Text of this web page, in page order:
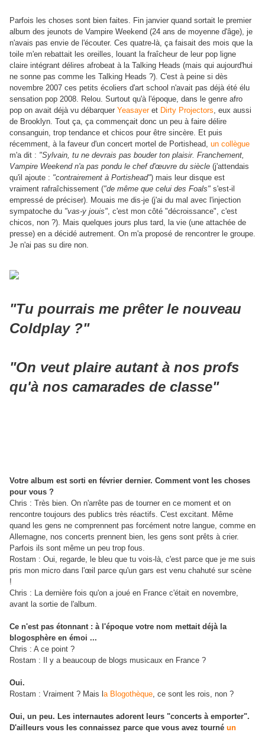
Parfois les choses sont bien faites. Fin janvier quand sortait le premier
album des jeunots de Vampire Weekend (24 ans de moyenne d'âge), je
n'avais pas envie de l'écouter. Ces quatre-là, ça faisait des mois que la
toile m'en rebattait les oreilles, louant la fraîcheur de leur pop ligne
claire intégrant délires afrobeat à la Talking Heads (mais qui aujourd'hui
ne sonne pas comme les Talking Heads ?). C'est à peine si dès
novembre 2007 ces petits écoliers d'art school n'avait pas déjà été élu
sensation pop 2008. Relou. Surtout qu'à l'époque, dans le genre afro
pop on avait déjà vu débarquer Yeasayer et Dirty Projectors, eux aussi
de Brooklyn. Tout ça, ça commençait donc un peu à faire délire
consanguin, trop tendance et chicos pour être sincère. Et puis
récemment, à la faveur d'un concert mortel de Portishead, un collègue
m'a dit : "Sylvain, tu ne devrais pas bouder ton plaisir. Franchement,
Vampire Weekend n'a pas pondu le chef d'œuvre du siècle (j'attendais
qu'il ajoute : "contrairement à Portishead") mais leur disque est
vraiment rafraîchissement ("de même que celui des Foals" s'est-il
empressé de préciser). Mouais me dis-je (j'ai du mal avec l'injection
sympatoche du "vas-y jouis", c'est mon côté "décroissance", c'est
chicos, non ?). Mais quelques jours plus tard, la vie (une attachée de
presse) en a décidé autrement. On m'a proposé de rencontrer le groupe.
Je n'ai pas su dire non.
"Tu pourrais me prêter le nouveau
Coldplay ?"
"On veut plaire autant à nos profs
qu'à nos camarades de classe"
Votre album est sorti en février dernier. Comment vont les choses
pour vous ?
Chris : Très bien. On n'arrête pas de tourner en ce moment et on
rencontre toujours des publics très réactifs. C'est excitant. Même
quand les gens ne comprennent pas forcément notre langue, comme en
Allemagne, nos concerts prennent bien, les gens sont prêts à crier.
Parfois ils sont même un peu trop fous.
Rostam : Oui, regarde, le bleu que tu vois-là, c'est parce que je me suis
pris mon micro dans l'œil parce qu'un gars est venu chahuté sur scène
!
Chris : La dernière fois qu'on a joué en France c'était en novembre,
avant la sortie de l'album.
Ce n'est pas étonnant : à l'époque votre nom mettait déjà la
blogosphère en émoi ...
Chris : A ce point ?
Rostam : Il y a beaucoup de blogs musicaux en France ?
Oui.
Rostam : Vraiment ? Mais l a Blogothèque, ce sont les rois, non ?
Oui, un peu. Les internautes adorent leurs "concerts à emporter".
D'ailleurs vous les connaissez parce que vous avez tourné un